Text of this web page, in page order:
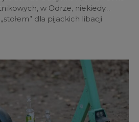
w Odrze, niekiedy…
dla pijackich libacji.